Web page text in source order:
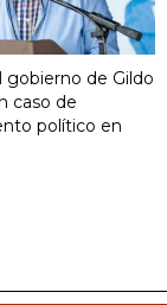
gobierno de Gildo
caso de
político en